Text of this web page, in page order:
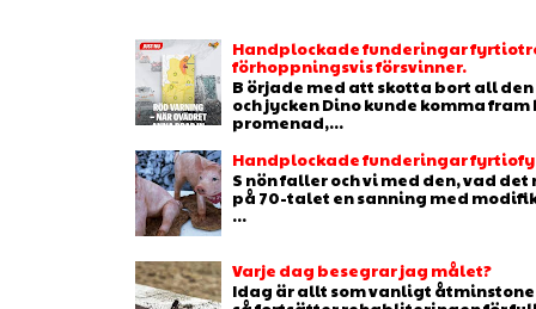
Handplockade funderingar
förhoppningsvis försvinner.
B örjade med att skotta bort all
och jycken Dino kunde komma
promenad,...
Handplockade funderingar
S nön faller och vi med den, vad
på 70-talet en sanning med
...
Varje dag besegrar jag målet?
Idag är allt som vanligt